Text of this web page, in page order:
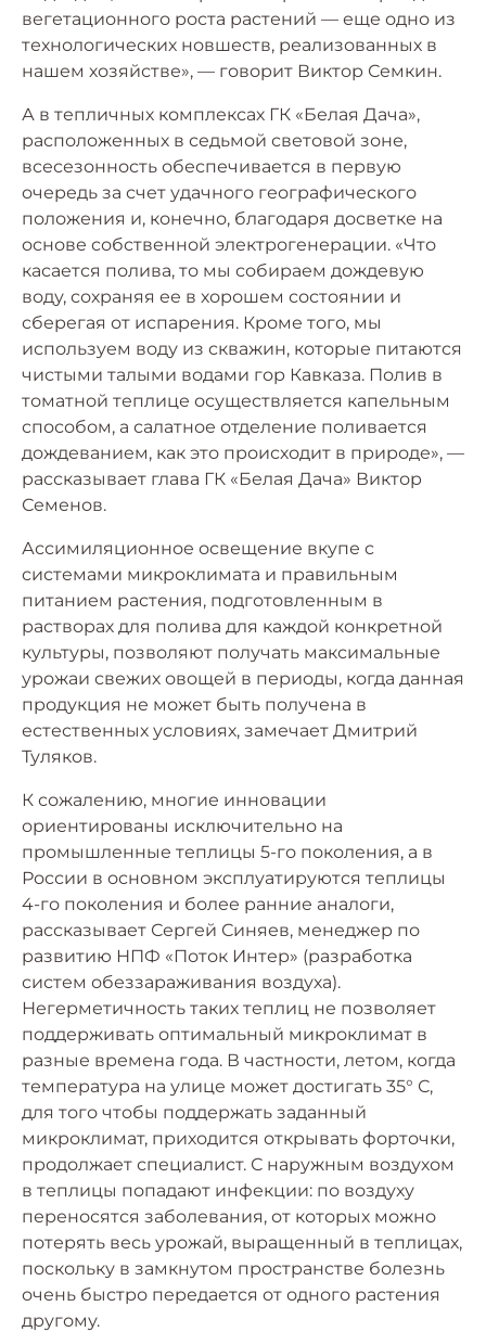
вегетационного роста растений — еще одно из
технологических новшеств, реализованных в
нашем хозяйстве», — говорит Виктор Семкин.
А в тепличных комплексах ГК «Белая Дача»,
расположенных в седьмой световой зоне,
всесезонность обеспечивается в первую
очередь за счет удачного географического
положения и, конечно, благодаря досветке на
основе собственной электрогенерации. «Что
касается полива, то мы собираем дождевую
воду, сохраняя ее в хорошем состоянии и
сберегая от испарения. Кроме того, мы
используем воду из скважин, которые питаются
чистыми талыми водами гор Кавказа. Полив в
томатной теплице осуществляется капельным
способом, а салатное отделение поливается
дождеванием, как это происходит в природе», —
рассказывает глава ГК «Белая Дача» Виктор
Семенов.
Ассимиляционное освещение вкупе с
системами микроклимата и правильным
питанием растения, подготовленным в
растворах для полива для каждой конкретной
культуры, позволяют получать максимальные
урожаи свежих овощей в периоды, когда данная
продукция не может быть получена в
естественных условиях, замечает Дмитрий
Туляков.
К сожалению, многие инновации
ориентированы исключительно на
промышленные теплицы 5-го поколения, а в
России в основном эксплуатируются теплицы
4-го поколения и более ранние аналоги,
рассказывает Сергей Синяев, менеджер по
развитию НПФ «Поток Интер» (разработка
систем обеззараживания воздуха).
Негерметичность таких теплиц не позволяет
поддерживать оптимальный микроклимат в
разные времена года. В частности, летом, когда
температура на улице может достигать 35° С,
для того чтобы поддержать заданный
микроклимат, приходится открывать форточки,
продолжает специалист. С наружным воздухом
в теплицы попадают инфекции: по воздуху
переносятся заболевания, от которых можно
потерять весь урожай, выращенный в теплицах,
поскольку в замкнутом пространстве болезнь
очень быстро передается от одного растения
другому.